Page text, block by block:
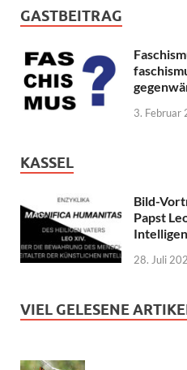
GASTBEITRAG
3. Februar
KASSEL
Bild-
Papst
28. Juli
VIEL GELESENE